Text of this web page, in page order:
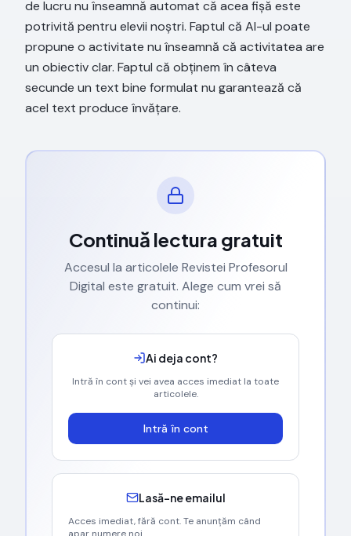
de lucru nu înseamnă automat că acea fișă este
potrivită pentru elevii noștri. Faptul că AI-ul poate
propune o activitate nu înseamnă că activitatea are
un obiectiv clar. Faptul că obținem în câteva
secunde un text bine formulat nu garantează că
acel text produce învățare.
Continuă lectura gratuit
Accesul la articolele Revistei Profesorul
Digital este gratuit. Alege cum vrei să
continui:
Ai deja cont?
Intră în cont și vei avea acces imediat la toate
articolele.
Intră în cont
Lasă-ne emailul
Acces imediat, fără cont. Te anunțăm când